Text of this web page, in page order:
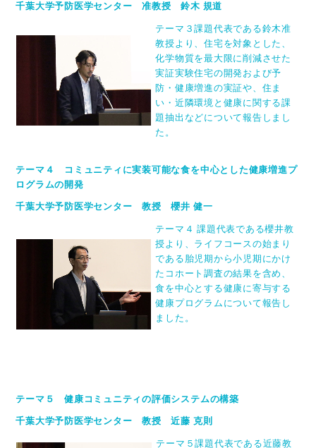
千葉大学予防医学センター 准教授 鈴木 規道
テーマ３課題代表である鈴木准
教授より、住宅を対象とした、
化学物質を最大限に削減させた
実証実験住宅の開発および予
防・健康増進の実証や、住ま
い・近隣環境と健康に関する課
題抽出などについて報告しまし
た。
テーマ４ コミュニティに実装可能な食を中心とした健康増進プ
ログラムの開発
千葉大学予防医学センター 教授 櫻井 健一
テーマ４ 課題代表である櫻井教
授より、ライフコースの始まり
である胎児期から小児期にかけ
たコホート調査の結果を含め、
食を中心とする健康に寄与する
健康プログラムについて報告し
ました。
テーマ５ 健康コミュニティの評価システムの構築
千葉大学予防医学センター 教授 近藤 克則
テーマ５課題代表である近藤教